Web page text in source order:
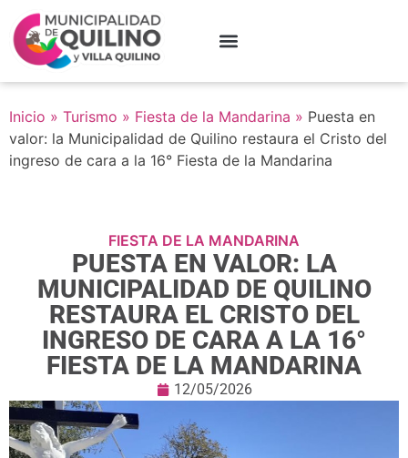
Inicio » Turismo » Fiesta de la Mandarina » Puesta en
valor: la Municipalidad de Quilino restaura el Cristo del
ingreso de cara a la 16° Fiesta de la Mandarina
FIESTA DE LA MANDARINA
PUESTA EN VALOR: LA
MUNICIPALIDAD DE QUILINO
RESTAURA EL CRISTO DEL
INGRESO DE CARA A LA 16°
FIESTA DE LA MANDARINA
12/05/2026